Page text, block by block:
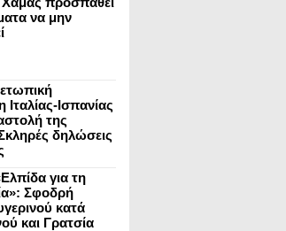
να μην
Ισπανίας
της
δηλώσεις
για τη
Σφοδρή
κατά
και Γρατσία